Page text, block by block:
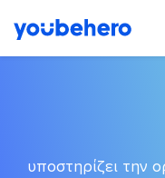
υποστηρίζει την